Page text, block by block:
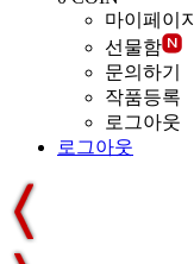
마이페이지
선물함
문의하기
작품등록
로그아웃
로그아웃